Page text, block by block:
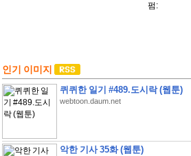
펌:
인기 이미지
퀴퀴한 일기 #489.도시락 (웹툰)
webtoon.daum.net
악한 기사 35화 (웹툰)